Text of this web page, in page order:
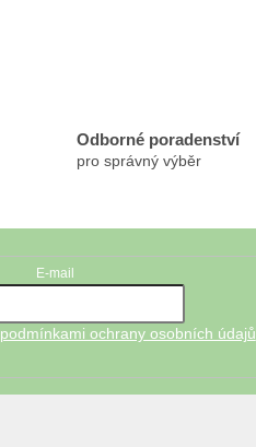
Odborné poradenství
pro správný výběr
E-mail
podmínkami ochrany osobních údajů